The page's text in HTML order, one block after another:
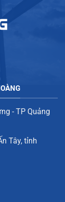
- TP Quảng
Tây, tỉnh